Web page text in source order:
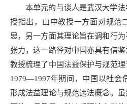
本单元的与谈人是武汉大学
授指出，山中教授一方面对规范
思，另一方面其理论旨在调和行
张力，这一路径对中国亦具有借
教授梳理了中国法益保护与规范理
1979—1997年期间，中国以社会
形成法益理论与规范违法概念。